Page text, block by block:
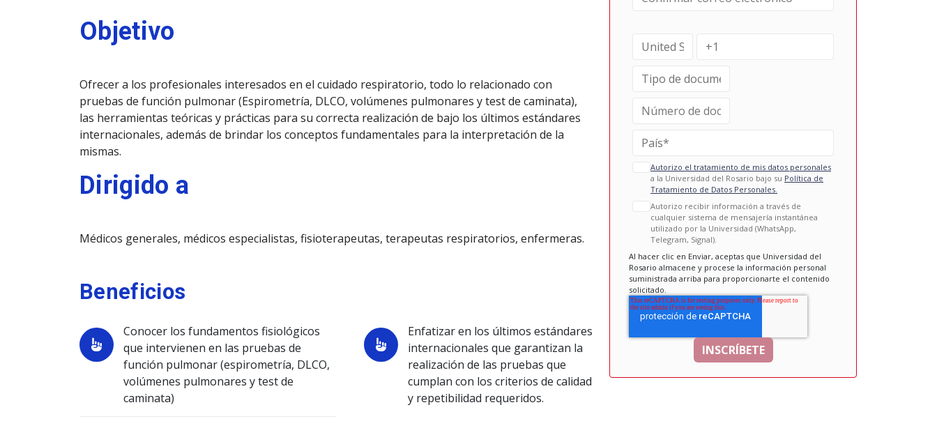
Objetivo
Ofrecer a los profesionales interesados en el cuidado respiratorio, todo lo relacionado con
pruebas de función pulmonar (Espirometría, DLCO, volúmenes pulmonares y test de caminata),
las herramientas teóricas y prácticas para su correcta realización de bajo los últimos estándares
internacionales, además de brindar los conceptos fundamentales para la interpretación de la
mismas.
Dirigido a
Médicos generales, médicos especialistas, fisioterapeutas, terapeutas respiratorios, enfermeras.
Beneficios
Conocer los fundamentos fisiológicos
que intervienen en las pruebas de
función pulmonar (espirometría, DLCO,
volúmenes pulmonares y test de
caminata)
Enfatizar en los últimos estándares
internacionales que garantizan la
realización de las pruebas que
cumplan con los criterios de calidad
y repetibilidad requeridos.
Autorizo el tratamiento de mis datos personales
a la Universidad del Rosario bajo su Política de
Tratamiento de Datos Personales.
Autorizo recibir información a través de
cualquier sistema de mensajería instantánea
utilizado por la Universidad (WhatsApp,
Telegram, Signal).
Al hacer clic en Enviar, aceptas que Universidad del
Rosario almacene y procese la información personal
suministrada arriba para proporcionarte el contenido
solicitado.